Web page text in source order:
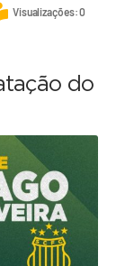
Visualizações: 0
do